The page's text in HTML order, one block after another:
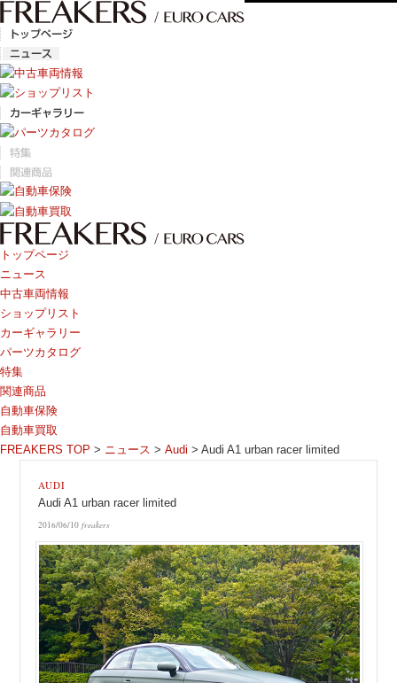
トップページ
ニュース
中古車両情報
ショップリスト
カーギャラリー
パーツカタログ
特集
関連商品
自動車保険
自動車買取
FREAKERS TOP > ニュース > Audi > Audi A1 urban racer limited
AUDI
Audi A1 urban racer limited
2016/06/10 freakers